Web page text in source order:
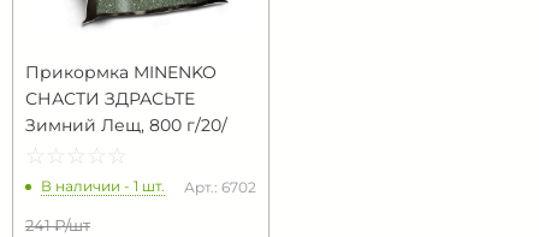
Прикормка MINENKO
СНАСТИ ЗДРАСЬТЕ
Зимний Лещ, 800 г/20/
☆ ☆ ☆ ☆ ☆
★ ★ ★ ★ ★
В наличии - 1 шт. Арт.: 6702
241 ₽/шт